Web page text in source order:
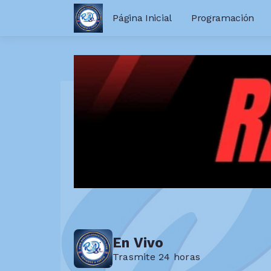
Página Inicial Programación
En Vivo
Trasmite 24 horas